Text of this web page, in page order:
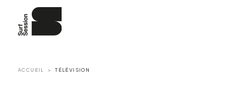
ACCUEIL TÉLÉVISION